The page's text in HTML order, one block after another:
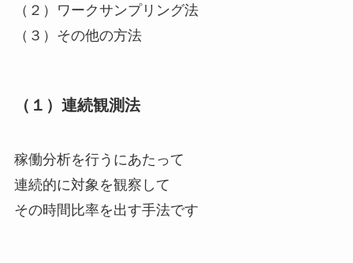
（２）ワークサンプリング法
（３）その他の方法
（１）連続観測法
稼働分析を行うにあたって
連続的に対象を観察して
その時間比率を出す手法です